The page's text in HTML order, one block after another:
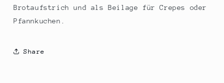
Brotaufstrich und als Beilage für Crepes oder
Pfannkuchen.
Share